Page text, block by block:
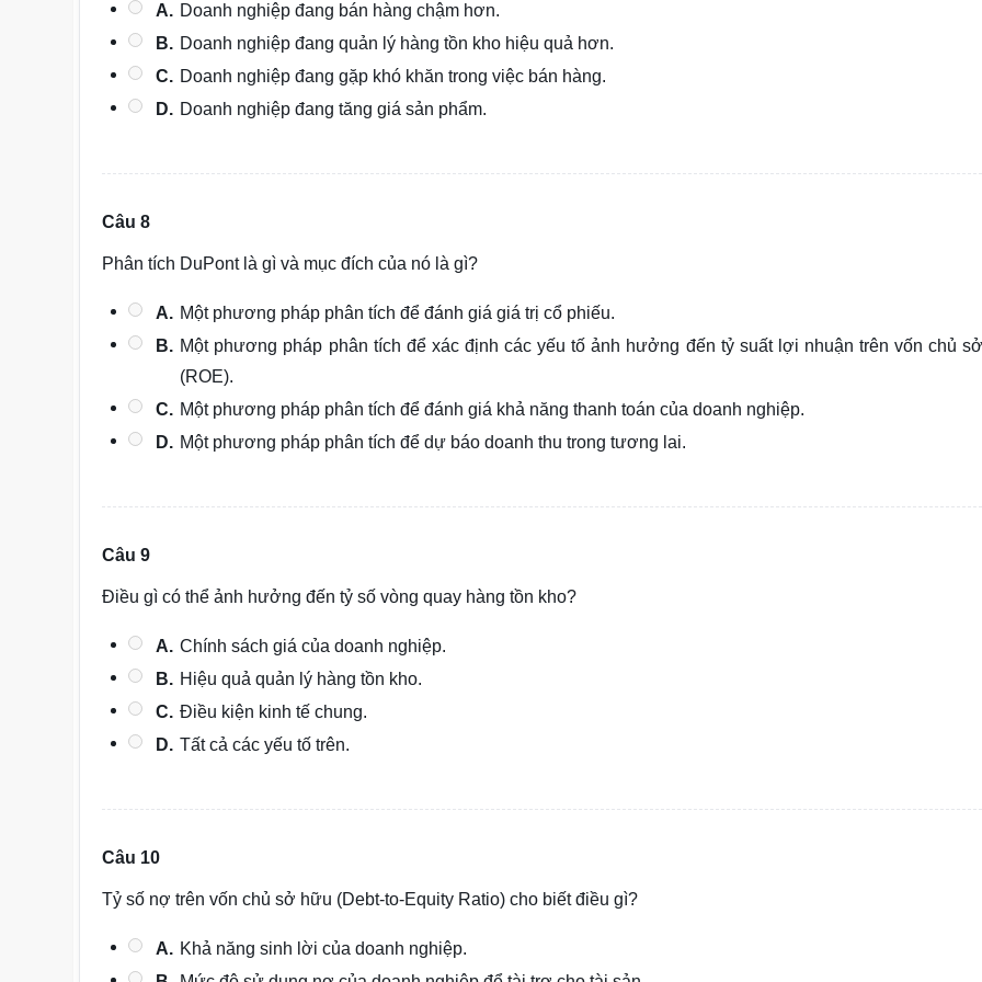
A. Doanh nghiệp đang bán hàng chậm hơn.
B. Doanh nghiệp đang quản lý hàng tồn kho hiệu quả hơn.
C. Doanh nghiệp đang gặp khó khăn trong việc bán hàng.
D. Doanh nghiệp đang tăng giá sản phẩm.
Câu 8
Phân tích DuPont là gì và mục đích của nó là gì?
A. Một phương pháp phân tích để đánh giá giá trị cổ phiếu.
B. Một phương pháp phân tích để xác định các yếu tố ảnh hưởng đến tỷ suất lợi nhuận trên vốn chủ
(ROE).
C. Một phương pháp phân tích để đánh giá khả năng thanh toán của doanh nghiệp.
D. Một phương pháp phân tích để dự báo doanh thu trong tương lai.
Câu 9
Điều gì có thể ảnh hưởng đến tỷ số vòng quay hàng tồn kho?
A. Chính sách giá của doanh nghiệp.
B. Hiệu quả quản lý hàng tồn kho.
C. Điều kiện kinh tế chung.
D. Tất cả các yếu tố trên.
Câu 10
Tỷ số nợ trên vốn chủ sở hữu (Debt-to-Equity Ratio) cho biết điều gì?
A. Khả năng sinh lời của doanh nghiệp.